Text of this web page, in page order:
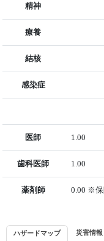
精神
療養
結核
感染症
医師 1.00
歯科医師 1.00
薬剤師 0.00 ※保
ハザードマップ 災害情報